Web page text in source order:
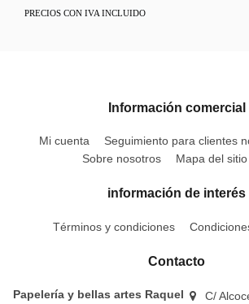
PRECIOS CON IVA INCLUIDO
Información comercial
Mi cuenta
Seguimiento para clientes
Sobre nosotros
Mapa del
información de interés
Términos y condiciones
Contacto
Papelería y bellas artes Raquel
C/